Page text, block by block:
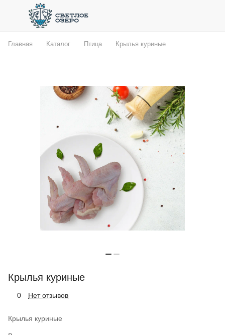
Главная Каталог Птица Крылья куриные
Крылья куриные
0 Нет отзывов
Крылья куриные